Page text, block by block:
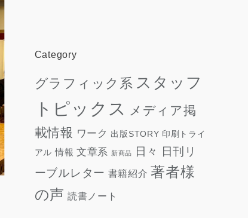
Category
グラフィック系 スタッフ
トピックス メディア掲
載情報 ワーク 出版STORY 印刷トライ
アル 情報 文章系 新商品 日々
日刊リ
ーブルレター 書籍紹介 著者様
の声 読書ノート